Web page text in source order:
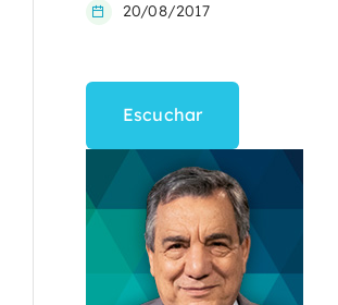
20/08/2017
Escuchar